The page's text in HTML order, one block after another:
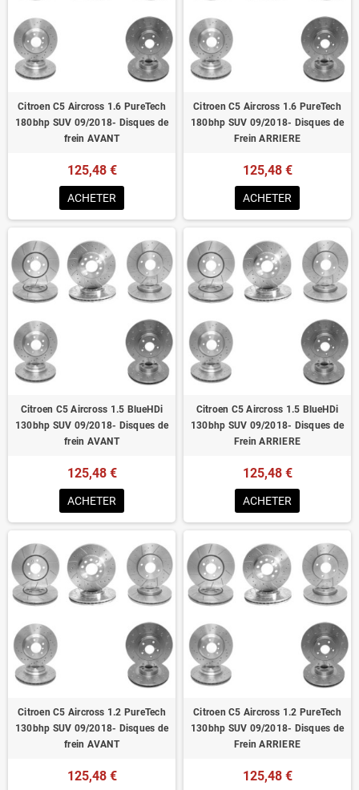
Citroen C5 Aircross 1.6 PureTech
180bhp SUV 09/2018- Disques de
frein AVANT
125,48 €
ACHETER
Citroen C5 Aircross 1.6 PureTech
180bhp SUV 09/2018- Disques de
Frein ARRIERE
125,48 €
ACHETER
Citroen C5 Aircross 1.5 BlueHDi
130bhp SUV 09/2018- Disques de
frein AVANT
125,48 €
ACHETER
Citroen C5 Aircross 1.5 BlueHDi
130bhp SUV 09/2018- Disques de
Frein ARRIERE
125,48 €
ACHETER
Citroen C5 Aircross 1.2 PureTech
130bhp SUV 09/2018- Disques de
frein AVANT
125,48 €
Citroen C5 Aircross 1.2 PureTech
130bhp SUV 09/2018- Disques de
Frein ARRIERE
125,48 €